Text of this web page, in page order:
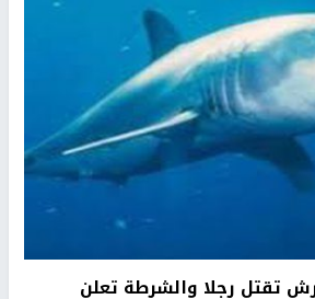
تقتل رجلا والشرطة تعلن